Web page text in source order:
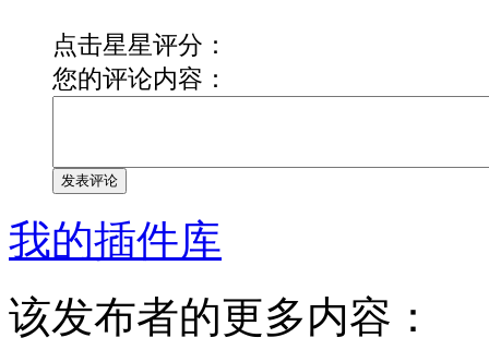
点击星星评分：
您的评论内容：
发表评论
我的插件库
该发布者的更多内容：